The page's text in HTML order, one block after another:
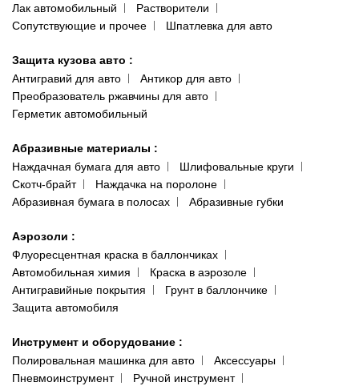
Лак автомобильный
Растворители
Сопутствующие и прочее
Шпатлевка для авто
Защита кузова авто :
Антигравий для авто
Антикор для авто
Преобразователь ржавчины для авто
Герметик автомобильный
Абразивные материалы :
Наждачная бумага для авто
Шлифовальные круги
Скотч-брайт
Наждачка на поролоне
Абразивная бумага в полосах
Абразивные губки
Аэрозоли :
Флуоресцентная краска в баллончиках
Автомобильная химия
Краска в аэрозоле
Антигравийные покрытия
Грунт в баллончике
Защита автомобиля
Инструмент и оборудование :
Полировальная машинка для авто
Аксессуары
Пневмоинструмент
Ручной инструмент